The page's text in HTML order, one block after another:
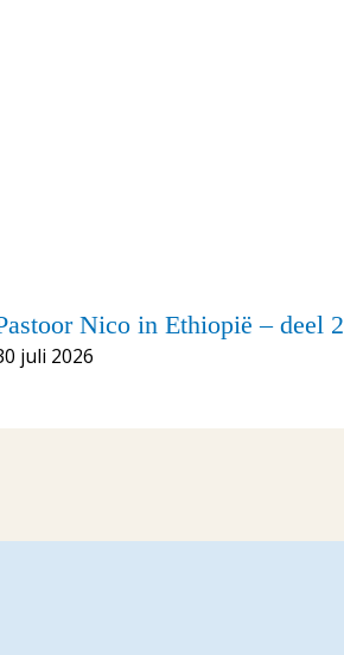
Nico in Ethiopië – deel 2
juli 2026